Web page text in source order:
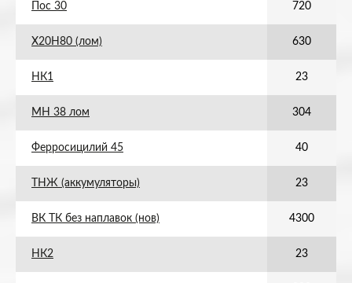
Пос 30 720
Х20Н80 (лом) 630
НК1 23
МН 38 лом 304
Ферросицилий 45 40
ТНЖ (аккумуляторы) 23
ВК ТК без наплавок (нов) 4300
НК2 23